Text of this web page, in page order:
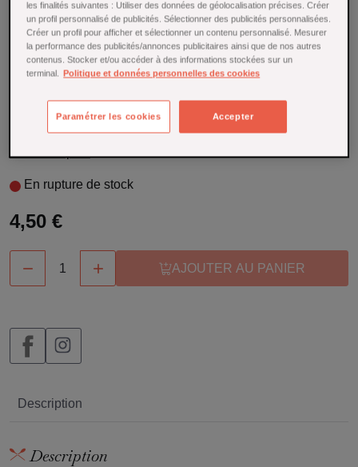
blanc. noir et la
Référence : 27276
Sublimez vos desserts avec les mini perles au chocolat
ajoutent goût et texture à gâteaux, cupcakes et glaces pour
des créations gourmandes et élégantes.
En rupture de stock
4,50 €
  AJOUTER AU PANIER
Description
Description
les finalités suivantes : Utiliser des données de géolocalisation précises. Créer
un profil personnalisé de publicités. Sélectionner des publicités personnalisées.
Créer un profil pour afficher et sélectionner un contenu personnalisé. Mesurer
la performance des publicités/annonces publicitaires ainsi que de nos autres
contenus. Stocker et/ou accéder à des informations stockées sur un
terminal.
Politique et données personnelles des cookies
Accepter
Paramétrer les cookies